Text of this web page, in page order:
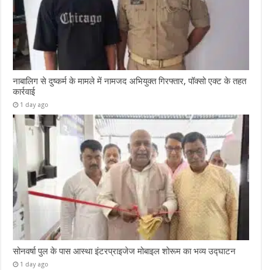
नाबालिग से दुष्कर्म के मामले में नामजद अभियुक्त गिरफ्तार, पॉक्सो एक्ट के तहत
कार्रवाई
1 day ago
सोनवर्षा पुल के पास आस्था इंटरप्राइजेज मोबाइल शोरूम का भव्य उद्घाटन
1 day ago